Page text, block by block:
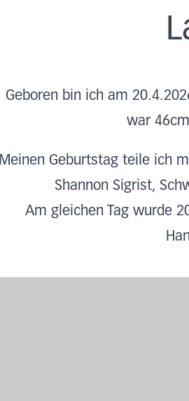
Geboren bin ich am
war
Meinen Geburtstag teile ich
Shannon Sigrist,
Am gleichen Tag wurde